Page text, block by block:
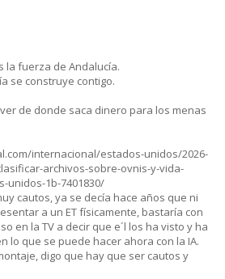
la fuerza de Andalucía.
se construye contigo.
de donde saca dinero para los menas
internacional/estados-unidos/2026-
archivos-sobre-ovnis-y-vida-
unidos-1b-7401830/
cautos, ya se decía hace años que ni
a un ET físicamente, bastaría con
en la TV a decir que e´l los ha visto y ha
lo que se puede hacer ahora con la IA.
digo que hay que ser cautos y